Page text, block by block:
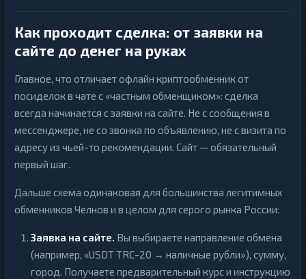
Как проходит сделка: от заявки на
сайте до денег на руках
Главное, что отличает офлайн криптообменник от
посиделок в чате с «частным обменщиком»: сделка
всегда начинается с заявки на сайте. Не с сообщения в
мессенджере, не со звонка по объявлению, не с визита по
адресу из чьей-то рекомендации. Сайт — обязательный
первый шаг.
Дальше схема одинаковая для большинства легитимных
обменников Челнов и в целом для серого рынка России:
Заявка на сайте. Вы выбираете направление обмена
(например, «USDT TRC-20 → наличные рубли»), сумму,
город. Получаете предварительный курс и инструкцию